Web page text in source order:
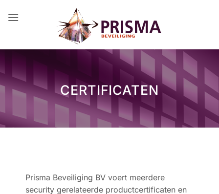
naar
CERTIFICATEN
Prisma Beveiliging BV voert meerdere
security gerelateerde productcertificaten en